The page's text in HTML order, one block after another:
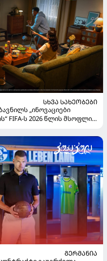
ᲡᲮᲕᲐ ᲡᲐᲮᲔᲝᲑᲔᲑᲘ
„ინოვაციები
FIFA-ს 2026 წლის მსოფლიო
ᲒᲔᲠᲛᲐᲜᲘᲐ